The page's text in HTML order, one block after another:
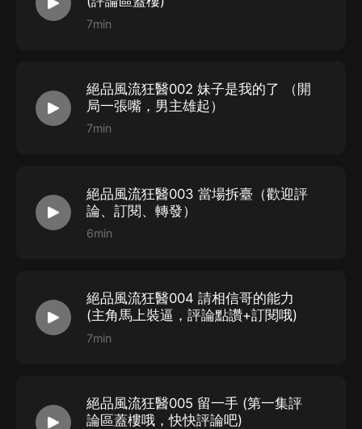
7min
絕品風流狂醫002 妹子是我的了 （開
局一張嘴，男主雄起）
7min
絕品風流狂醫003 當場拆臺（歡迎評
論、訂閱、轉發）
6min
絕品風流狂醫004 請相信哥的能力
(主角馬上裝逼，評論點讚+訂閱哦)
7min
絕品風流狂醫005 留一手 (第一集評
論區蓋樓哦，快快評論吧)